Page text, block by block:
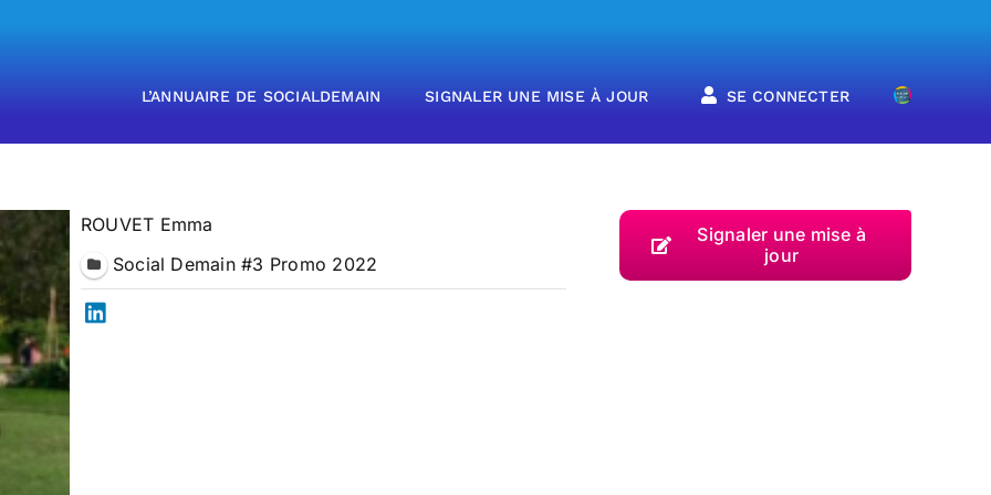
L’ANNUAIRE DE SOCIALDEMAIN SIGNALER UNE MISE À JOUR SE CONNECTER
ROUVET Emma
Social Demain #3 Promo 2022
Signaler une mise à
jour